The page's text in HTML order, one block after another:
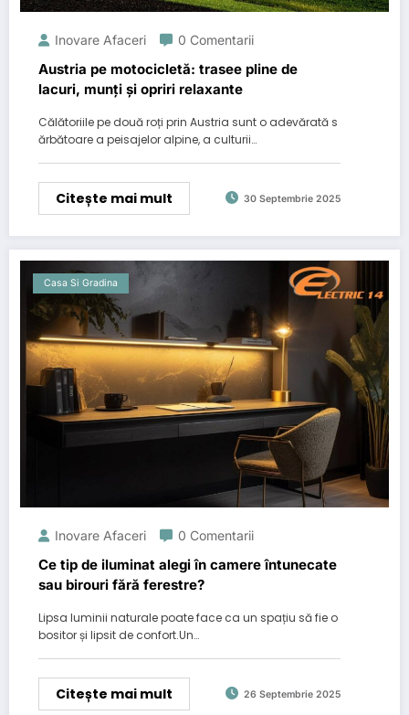
Inovare Afaceri 0 Comentarii
Austria pe motocicletă: trasee pline de
lacuri, munți și opriri relaxante
Călătoriile pe două roți prin Austria sunt o adevărată s
ărbătoare a peisajelor alpine, a culturii…
Citește mai mult 30 Septembrie 2025
Casa Si Gradina
Inovare Afaceri 0 Comentarii
Ce tip de iluminat alegi în camere întunecate
sau birouri fără ferestre?
Lipsa luminii naturale poate face ca un spațiu să fie o
bositor și lipsit de confort.Un…
Citește mai mult 26 Septembrie 2025